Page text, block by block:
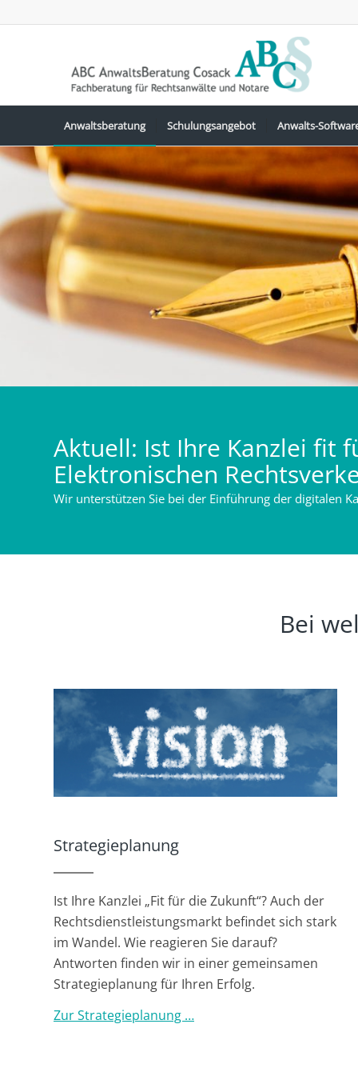
Anwaltsberatung Schulungsangebot Anwalts-
Aktuell: Ist Ihre Kanzlei fit
Elektronischen
Wir unterstützen Sie bei der Einführung der digitalen
Bei
Strategieplanung
Ist Ihre Kanzlei „Fit für die Zukunft“? Auch der
Rechtsdienstleistungsmarkt befindet sich stark
im Wandel. Wie reagieren Sie darauf?
Antworten finden wir in einer gemeinsamen
Strategieplanung für Ihren Erfolg.
Zur Strategieplanung …